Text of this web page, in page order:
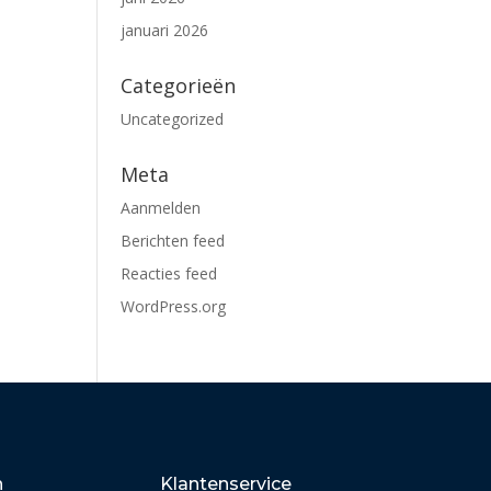
januari 2026
Categorieën
Uncategorized
Meta
Aanmelden
Berichten feed
Reacties feed
WordPress.org
Klantenservice